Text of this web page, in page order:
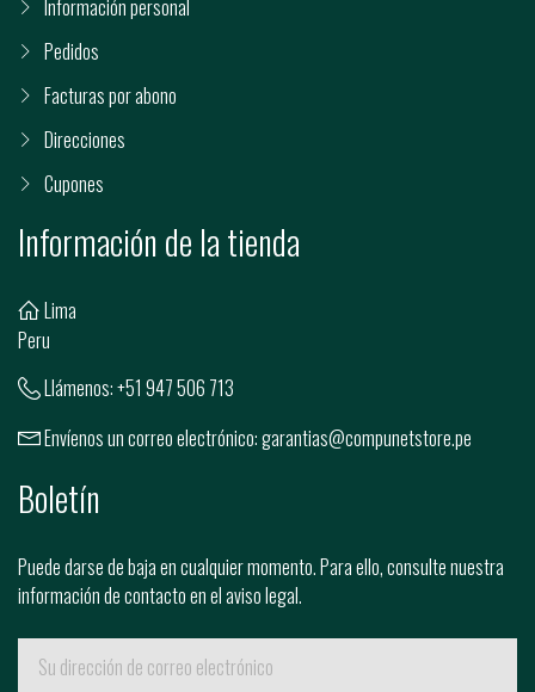
Información personal
Pedidos
Facturas por abono
Direcciones
Cupones
Información de la tienda
Lima
Peru
Llámenos:+51 947 506 713
Envíenos un correo electrónico:garantias@compunetstore.pe
Boletín
Puede darse de baja en cualquier momento. Para ello, consulte nuestra
información de contacto en el aviso legal.